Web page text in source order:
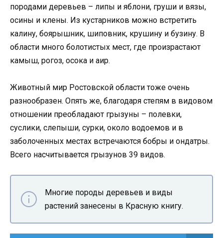
породами деревьев – липы и яблони, груши и вязы,
осины и клены. Из кустарников можно встретить
калину, боярышник, шиповник, крушину и бузину. В
области много болотистых мест, где произрастают
камыш, рогоз, осока и аир.
Животный мир Ростовской области тоже очень
разнообразен. Опять же, благодаря степям в видовом
отношении преобладают грызуны – полевки,
суслики, слепыши, сурки, около водоемов и в
заболоченных местах встречаются бобры и ондатры.
Всего насчитывается грызунов 39 видов.
Многие породы деревьев и виды
растений занесены в Красную книгу.